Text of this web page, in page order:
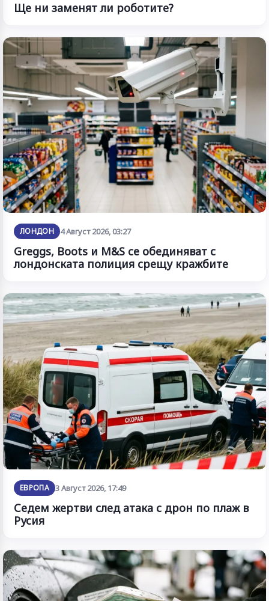
Ще ни заменят ли роботите?
ЛОНДОН 4 Август 2026, 03:27
Greggs, Boots и M&S се обединяват с
лондонската полиция срещу кражбите
ЕВРОПА 3 Август 2026, 17:49
Седем жертви след атака с дрон по плаж в
Русия